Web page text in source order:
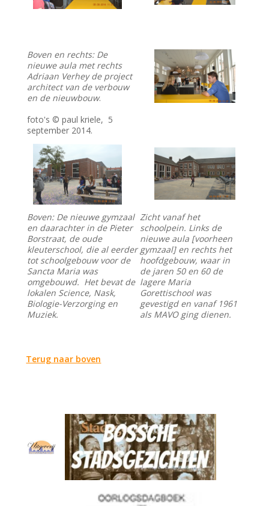
Boven en rechts: De
nieuwe aula met rechts
Adriaan Verhey de project
architect van de verbouw
en de nieuwbouw.
foto's © paul kriele, 5
september 2014.
Boven: De nieuwe gymzaal
en daarachter in de Pieter
Borstraat, de oude
kleuterschool, die al eerder
tot schoolgebouw voor de
Sancta Maria was
omgebouwd. Het bevat de
lokalen Science, Nask,
Biologie-Verzorging en
Muziek.
Zicht vanaf het
schoolpein. Links de
nieuwe aula [voorheen
gymzaal] en rechts het
hoofdgebouw, waar in
de jaren 50 en 60 de
lagere Maria
Gorettischool was
gevestigd en vanaf 1961
als MAVO ging dienen.
Terug naar boven